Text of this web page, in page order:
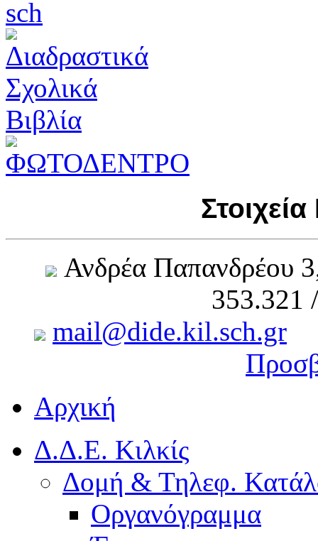
Ανδρέα Παπανδρέου
353.321
mail@dide.kil.sch.gr
Αρχική
Δ.Δ.Ε. Κιλκίς
Δομή & Τηλεφ.
Οργανόγραμμα